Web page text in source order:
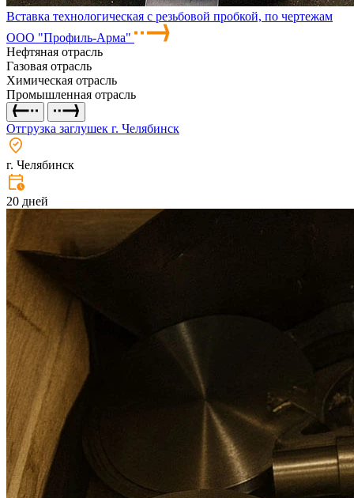
Вставка технологическая с резьбовой пробкой, по чертежам
ООО "Профиль-Арма"
Нефтяная отрасль
Газовая отрасль
Химическая отрасль
Промышленная отрасль
Отгрузка заглушек г. Челябинск
г. Челябинск
20 дней